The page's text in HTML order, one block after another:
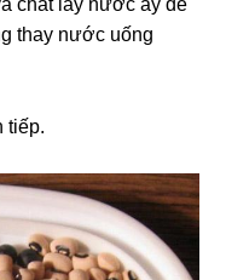
chắt lấy nước ấy để
thay nước uống
tiếp.